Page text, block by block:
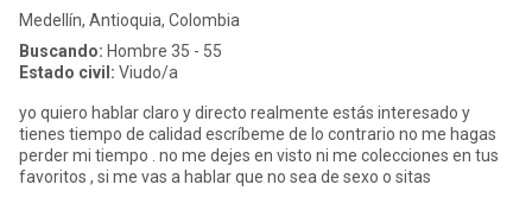
Medellín, Antioquia, Colombia
Buscando: Hombre 35 - 55
Estado civil: Viudo/a
yo quiero hablar claro y directo realmente estás interesado y
tienes tiempo de calidad escríbeme de lo contrario no me hagas
perder mi tiempo . no me dejes en visto ni me colecciones en tus
favoritos , si me vas a hablar que no sea de sexo o sitas